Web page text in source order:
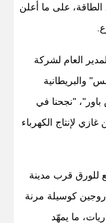
على ما أعلن
العام لشركة
والبريطانية
"نجحنا في
لإنتاج الكهرباء
للورق قرب مدينة
كوسيلة مرنة
ما يمهّد